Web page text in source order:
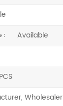
: Available
Wholesaler